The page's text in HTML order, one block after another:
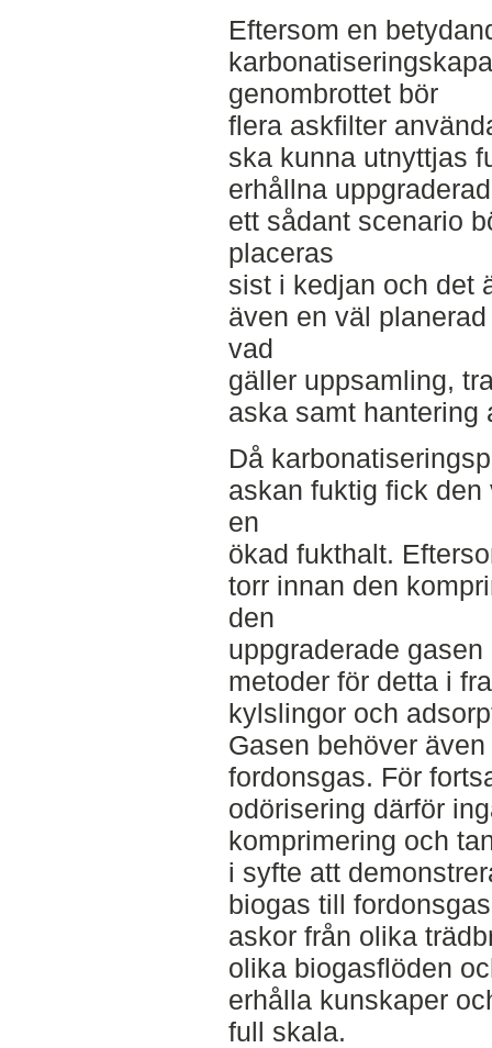
Eftersom en
genombrottet bör
flera askfilter
ska kunna utnyttjas
erhållna
ett sådant scenario
placeras
sist i kedjan och det
även en väl
vad
gäller uppsamling,
aska samt hantering
Då
askan fuktig fick
en
ökad fukthalt.
torr innan den
den
uppgraderade
metoder för detta i
kylslingor och
Gasen behöver
fordonsgas. För
odörisering därför
komprimering och
i syfte att
biogas till
askor från olika
olika biogasflöden
erhålla kunskaper
full skala.